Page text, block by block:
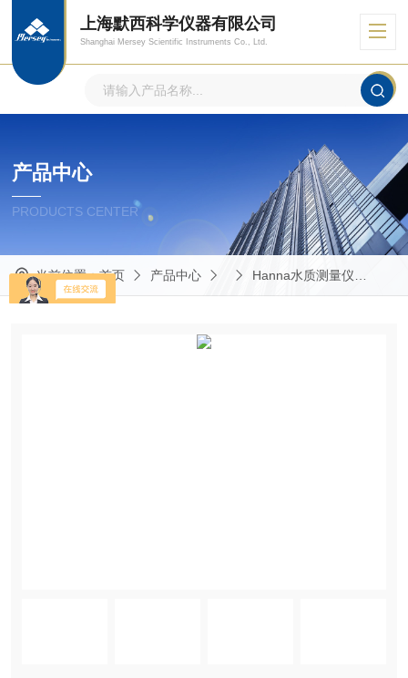
上海默西科学仪器有限公司
Shanghai Mersey Scientific Instruments Co., Ltd.
产品中心
PRODUCTS CENTER
当前位置：首页 产品中心 Hanna水质测量仪